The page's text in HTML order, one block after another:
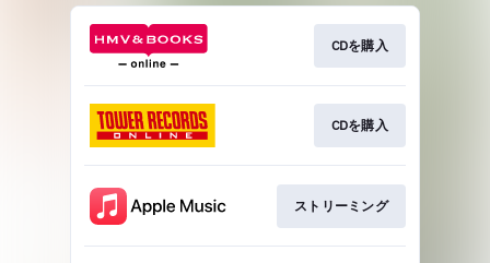
CDを購入
CDを購入
ストリーミング